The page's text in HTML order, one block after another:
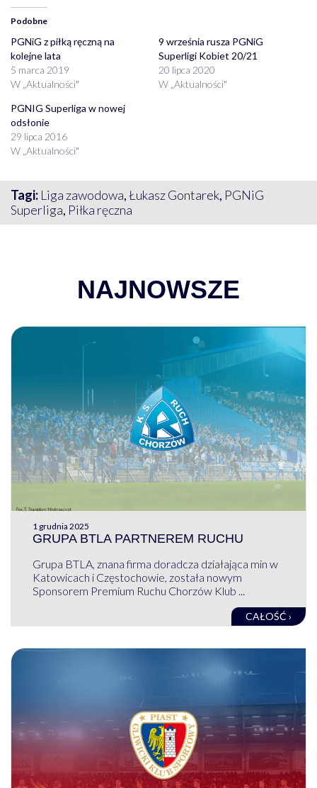
Podobne
PGNiG z piłką ręczną na
kolejne lata
5 marca 2019
W „Aktualności"
9 września rusza PGNiG
Superligi Kobiet 20/21
20 lipca 2020
W „Aktualności"
PGNIG Superliga w nowej
odsłonie
29 lipca 2016
W „Aktualności"
Tagi: Liga zawodowa,Łukasz Gontarek, PGNiG
Superliga, Piłka ręczna
NAJNOWSZE
1 grudnia 2025
GRUPA BTLA PARTNEREM RUCHU
Grupa BTLA, znana firma doradcza działająca min w
Katowicach i Częstochowie, została nowym
Sponsorem Premium Ruchu Chorzów Klub ...
CAŁOŚĆ ›